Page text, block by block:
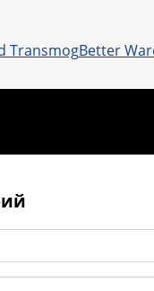
er e
b
k
s
A
Better